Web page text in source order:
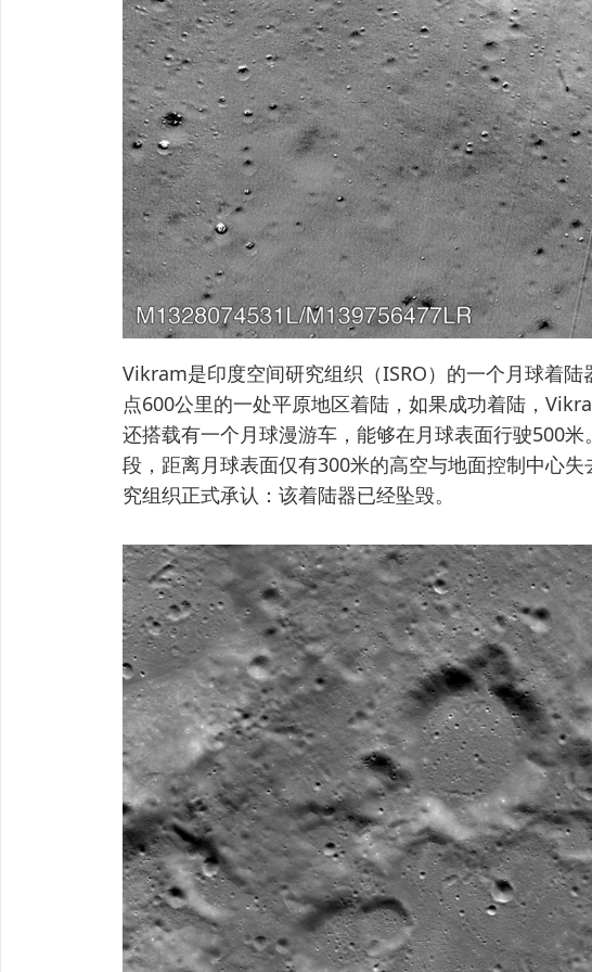
Vikram是印度空间研究组织（ISRO）的一个月球着
点600公里的一处平原地区着陆，如果成功着陆，
还搭载有一个月球漫游车，能够在月球表面行驶500
段，距离月球表面仅有300米的高空与地面控制中心
究组织正式承认：该着陆器已经坠毁。